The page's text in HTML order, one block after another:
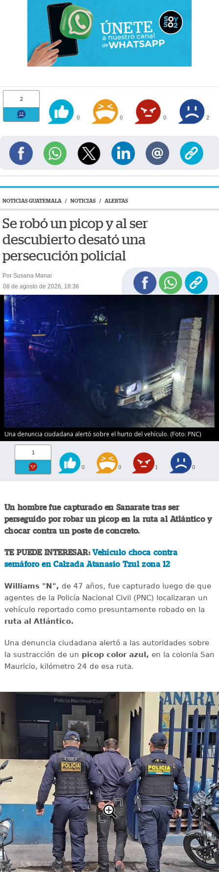
2
0 0 0 2
NOTICIAS GUATEMALA / NOTICIAS / ALERTAS
Se robó un picop y al ser
descubierto desató una
persecución policial
Por Susana Manai
08 de agosto de 2026, 18:36
Una denuncia ciudadana alertó sobre el hurto del vehículo. (Foto: PNC)
1
0 0 1 0
Un hombre fue capturado en Sanarate tras ser
perseguido por robar un picop en la ruta al Atlántico y
chocar contra un poste de concreto.
TE PUEDE INTERESAR:Vehículo choca contra
semáforo en Calzada Atanasio Tzul zona 12
Williams "N", de 47 años, fue capturado luego de que
agentes de la Policía Nacional Civil (PNC) localizaran un
vehículo reportado como presuntamente robado en la
ruta al Atlántico.
Una denuncia ciudadana alertó a las autoridades sobre
la sustracción de un picop color azul, en la colonia San
Mauricio, kilómetro 24 de esa ruta.